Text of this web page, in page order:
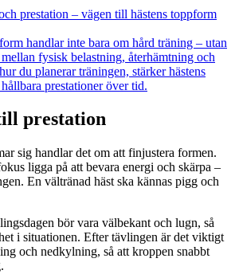
prestation – vägen till hästens toppform
handlar inte bara om hård träning – utan
fysisk belastning, återhämtning och
du planerar träningen, stärker hästens
prestationer över tid.
prestation
sig handlar det om att finjustera formen.
ligga på att bevara energi och skärpa –
En vältränad häst ska kännas pigg och
bör vara välbekant och lugn, så
i situationen. Efter tävlingen är det viktigt
och nedkylning, så att kroppen snabbt